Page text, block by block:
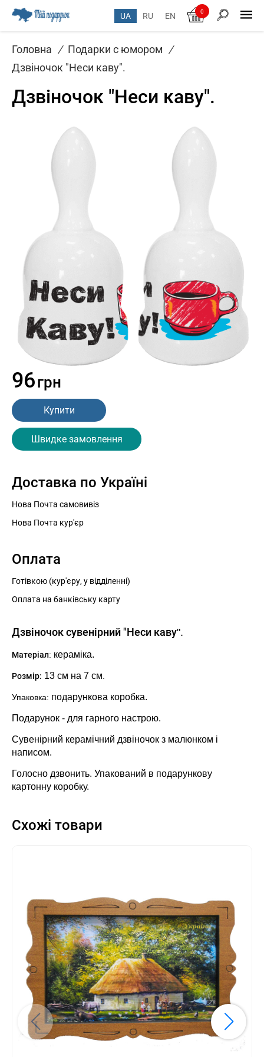
UA RU EN 0
Головна / Подарки с юмором /
Дзвіночок "Неси каву".
Дзвіночок "Неси каву".
96грн
Купити
Швидке замовлення
Доставка по Україні
Нова Почта самовивіз
Нова Почта кур'єр
Оплата
Готівкою (кур'єру, у відділенні)
Оплата на банківську карту
Дзвіночок сувенірний "Неси каву".
Матеріал: кераміка.
Розмір: 13 см на 7 см
Упаковка: подарункова коробка.
Подарунок - для гарного настрою.
Сувенірний керамічний дзвіночок з малюнком і
написом.
Голосно дзвонить. Упакований в подарункову
картонну коробку.
Схожі товари